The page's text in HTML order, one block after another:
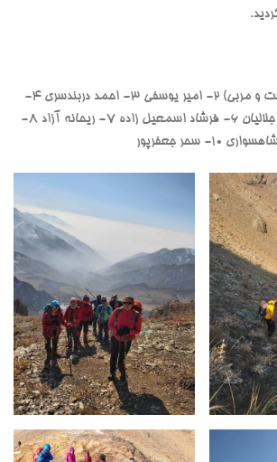
۱- امیر شرافتی (سرپرست و مربی) ۲- امیر یوسفی ۳- احمد دربندسری ۴-
مهدی نامنی ۵- نسيم جلاليان ۶- فرشاد اسمعیل زاده ٧- ريحانه آزاد ۸-